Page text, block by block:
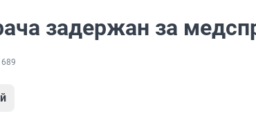
задержан за
689